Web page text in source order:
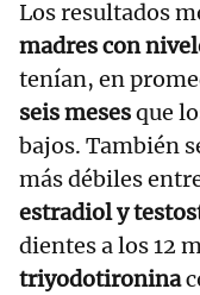
Los resultados
madres con
tenían, en
seis mesesque
bajos. También
más débiles
estradiol y
dientes a los 12
triyodotironina